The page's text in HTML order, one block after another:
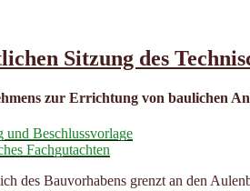
Sitzung des
zur Errichtung von baulichen
und Beschlussvorlage
Fachgutachten
des Bauvorhabens grenzt an den